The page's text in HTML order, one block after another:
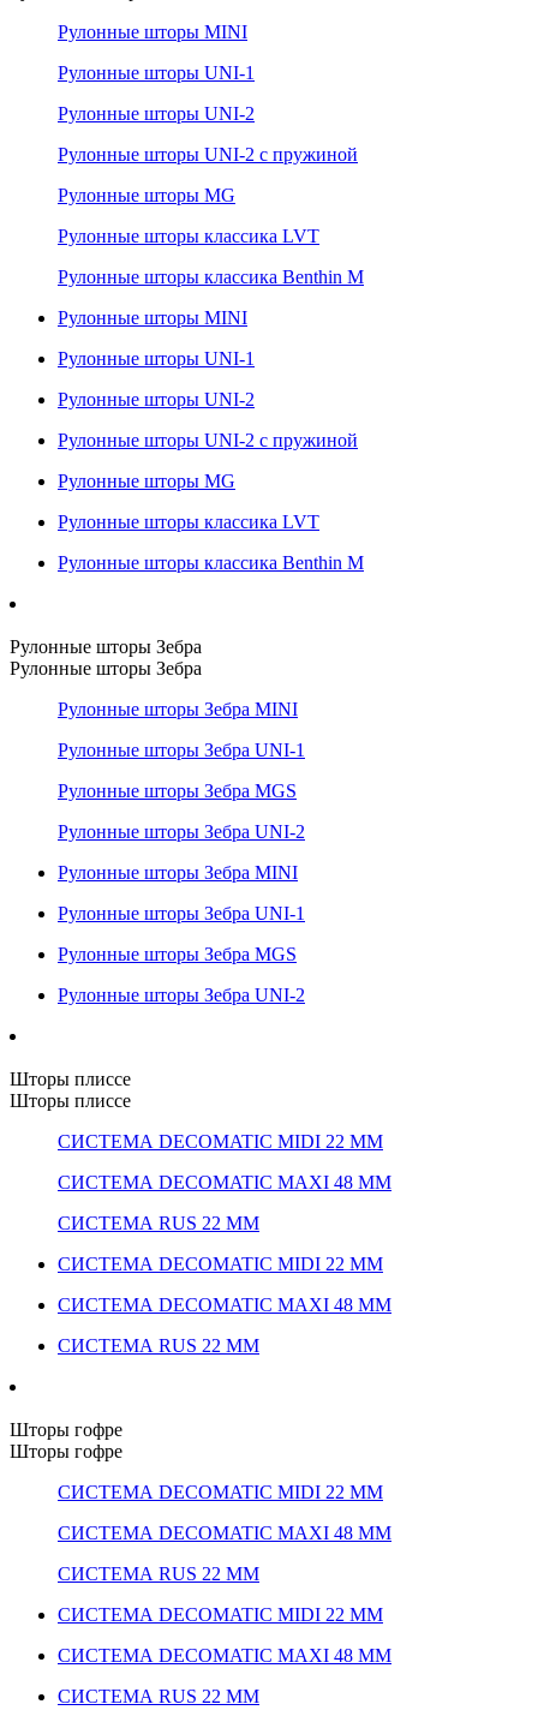
Рулонные шторы MINI
Рулонные шторы UNI-1
Рулонные шторы UNI-2
Рулонные шторы UNI-2 с пружиной
Рулонные шторы MG
Рулонные шторы классика LVT
Рулонные шторы классика Benthin M
Рулонные шторы MINI
Рулонные шторы UNI-1
Рулонные шторы UNI-2
Рулонные шторы UNI-2 с пружиной
Рулонные шторы MG
Рулонные шторы классика LVT
Рулонные шторы классика Benthin M
Рулонные шторы Зебра
Рулонные шторы Зебра
Рулонные шторы Зебра MINI
Рулонные шторы Зебра UNI-1
Рулонные шторы Зебра MGS
Рулонные шторы Зебра UNI-2
Рулонные шторы Зебра MINI
Рулонные шторы Зебра UNI-1
Рулонные шторы Зебра MGS
Рулонные шторы Зебра UNI-2
Шторы плиссе
Шторы плиссе
СИСТЕМА DECOMATIC MIDI 22 ММ
СИСТЕМА DECOMATIC MAXI 48 ММ
СИСТЕМА RUS 22 ММ
СИСТЕМА DECOMATIC MIDI 22 ММ
СИСТЕМА DECOMATIC MAXI 48 ММ
СИСТЕМА RUS 22 ММ
Шторы гофре
Шторы гофре
СИСТЕМА DECOMATIC MIDI 22 ММ
СИСТЕМА DECOMATIC MAXI 48 ММ
СИСТЕМА RUS 22 ММ
СИСТЕМА DECOMATIC MIDI 22 ММ
СИСТЕМА DECOMATIC MAXI 48 ММ
СИСТЕМА RUS 22 ММ